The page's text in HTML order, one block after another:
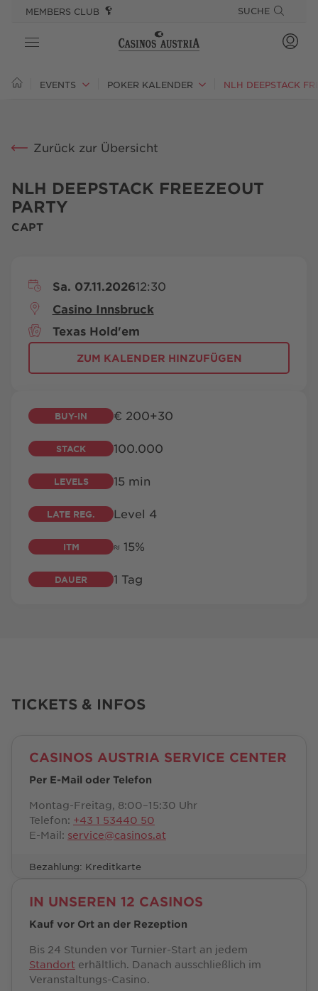
SPRUNGMARKEN
SPRINGE DIREKT ZU:
MEMBERS CLUB SUCHE
CASINOS
ANGEBOTE
GOURMET & STAY
EVENTS
SHOP BESUCH
ENGLISH
Barrierefreiheit Nutzungsbedingungen
Impressum
Sitemap
EVENTS POKER KALENDER NLH DEEPSTACK
Zurück zur Übersicht
NLH DEEPSTACK FREEZEOUT
PARTY
CAPT
Sa. 07.11.202612:30
Casino Innsbruck
Texas Hold'em
ZUM KALENDER HINZUFÜGEN
BUY-IN € 200­+30
STACK 100.000
LEVELS 15 min
LATE REG. Level 4
ITM ≈ 15%
DAUER 1 Tag
TICKETS & INFOS
CASINOS AUSTRIA SERVICE CENTER
Per E-Mail oder Telefon
Montag-Freitag, 8:00–15:30 Uhr
Telefon: +43 1 53440 50
E-Mail: service@casinos.at
Bezahlung: Kreditkarte
IN UNSEREN 12 CASINOS
Kauf vor Ort an der Rezeption
Bis 24 Stunden vor Turnier-Start an jedem
Standort erhältlich. Danach ausschließlich im
Veranstaltungs-Casino.